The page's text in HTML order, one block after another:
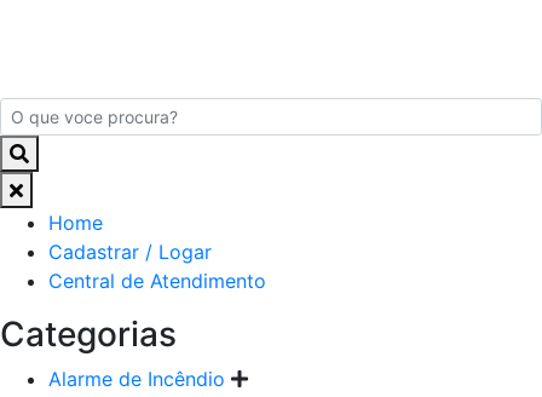
Home
Cadastrar / Logar
Central de Atendimento
Categorias
Alarme de Incêndio